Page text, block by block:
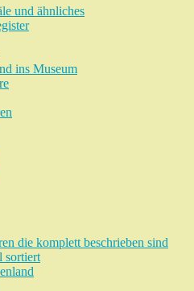
und ähnliches
ins Museum
die komplett beschrieben sind
sortiert